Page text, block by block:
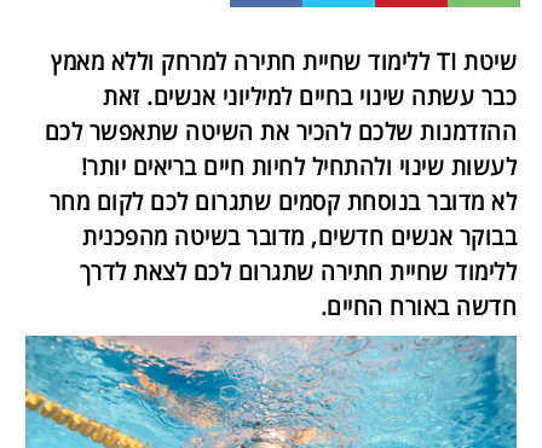
שיטת TI ללימוד שחיית חתירה למרחק וללא מאמץ
כבר עשתה שינוי בחיים למיליוני אנשים. זאת
ההזדמנות שלכם להכיר את השיטה שתאפשר לכם
לעשות שינוי ולהתחיל לחיות חיים בריאים יותר!
לא מדובר בנוסחת קסמים שתגרום לכם לקום מחר
בבוקר אנשים חדשים, מדובר בשיטה מהפכנית
ללימוד שחיית חתירה שתגרום לכם לצאת לדרך
חדשה באורח החיים.